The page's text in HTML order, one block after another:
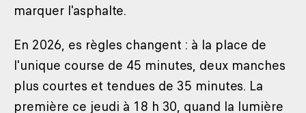
marquer l'asphalte.
En 2026, es règles changent : à la place de
l'unique course de 45 minutes, deux manches
plus courtes et tendues de 35 minutes. La
première ce jeudi à 18 h 30, quand la lumière